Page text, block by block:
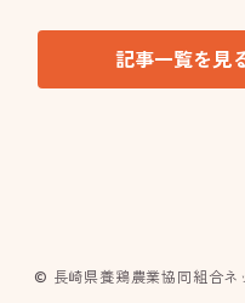
記事一覧を見
© 長崎県養鶏農業協同組合ネ